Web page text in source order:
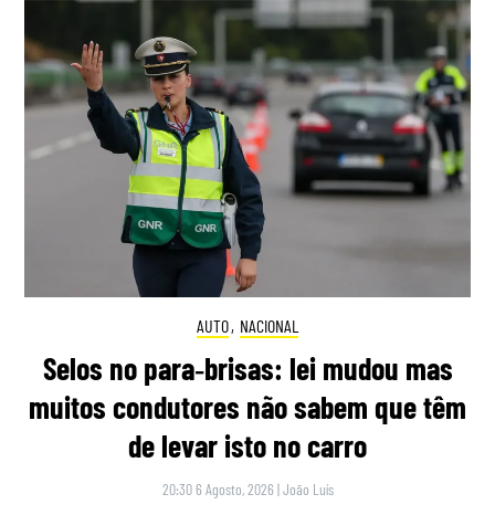
AUTO, NACIONAL
Selos no para‑brisas: lei mudou mas
muitos condutores não sabem que têm
de levar isto no carro
20:30 6 Agosto, 2026 |João Luís